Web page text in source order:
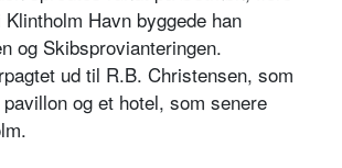
Havn byggede han
og Skibsprovianteringen.
ud til R.B. Christensen, som
og et hotel, som senere